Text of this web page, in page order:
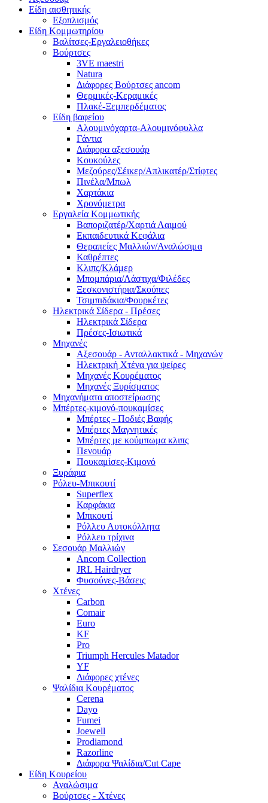
Είδη αισθητικής
Εξοπλισμός
Είδη Κομμωτηρίου
Βαλίτσες-Εργαλειοθήκες
Βούρτσες
3VE maestri
Natura
Διάφορες Βούρτσες ancom
Θερμικές-Κεραμικές
Πλακέ-Ξεμπερδέματος
Είδη βαφείου
Αλουμινόχαρτα-Αλουμινόφυλλα
Γάντια
Διάφορα αξεσουάρ
Κουκούλες
Μεζούρες/Σέικερ/Απλικατέρ/Στίφτες
Πινέλα/Μπωλ
Χαρτάκια
Χρονόμετρα
Εργαλεία Κομμωτικής
Βαποριζατέρ/Χαρτιά Λαιμού
Εκπαιδευτικά Κεφάλια
Θεραπείες Μαλλιών/Αναλώσιμα
Καθρέπτες
Κλιπς/Κλάμερ
Μπομπάρια/Λάστιχα/Φιλέδες
Ξεσκονιστήρια/Σκούπες
Τσιμπιδάκια/Φουρκέτες
Ηλεκτρικά Σίδερα - Πρέσες
Ηλεκτρικά Σίδερα
Πρέσες-Ισιωτικά
Μηχανές
Αξεσουάρ - Ανταλλακτικά - Μηχανών
Ηλεκτρική Χτένα για ψείρες
Μηχανές Κουρέματος
Μηχανές Ξυρίσματος
Μηχανήματα αποστείρωσης
Μπέρτες-κιμονό-πουκαμίσες
Μπέρτες - Ποδιές Βαφής
Μπέρτες Μαγνητικές
Μπέρτες με κούμπωμα κλιπς
Πενουάρ
Πουκαμίσες-Κιμονό
Ξυράφια
Ρόλευ-Μπικουτί
Superflex
Καρφάκια
Μπικουτί
Ρόλλευ Αυτοκόλλητα
Ρόλλευ τρίχινα
Σεσουάρ Μαλλιών
Ancom Collection
JRL Hairdryer
Φυσούνες-Βάσεις
Χτένες
Carbon
Comair
Euro
KF
Pro
Triumph Hercules Matador
YF
Διάφορες χτένες
Ψαλίδια Κουρέματος
Cerena
Dayo
Fumei
Joewell
Prodiamond
Razorline
Διάφορα Ψαλίδια/Cut Cape
Είδη Κουρείου
Αναλώσιμα
Βούρτσες - Χτένες